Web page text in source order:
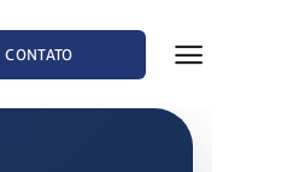
CONTATO